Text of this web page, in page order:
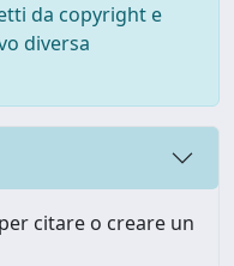
da copyright e
diversa
citare o creare un